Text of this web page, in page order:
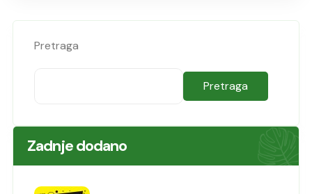
Pretraga
Pretraga
Zadnje dodano